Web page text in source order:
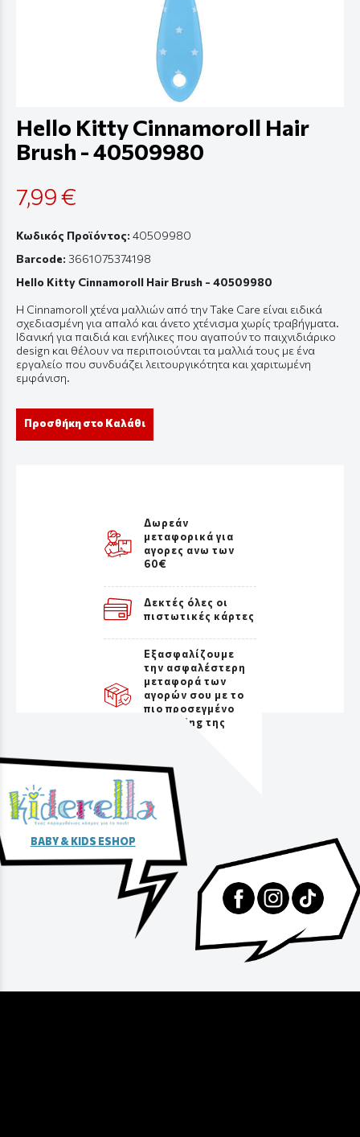
Hello Kitty Cinnamoroll Hair
Brush - 40509980
7,99 €
Κωδικός Προϊόντος: 40509980
Barcode: 3661075374198
Hello Kitty Cinnamoroll Hair Brush - 40509980
Η Cinnamoroll χτένα μαλλιών από την Take Care είναι ειδικά
σχεδιασμένη για απαλό και άνετο χτένισμα χωρίς τραβήγματα.
Ιδανική για παιδιά και ενήλικες που αγαπούν το παιχνιδιάρικο
design και θέλουν να περιποιούνται τα μαλλιά τους με ένα
εργαλείο που συνδυάζει λειτουργικότητα και χαριτωμένη
εμφάνιση.
Προσθήκη στο Καλάθι
Δωρεάν
μεταφορικά για
αγορες ανω των
60€
Δεκτές όλες οι
πιστωτικές κάρτες
Εξασφαλίζουμε
την ασφαλέστερη
μεταφορά των
αγορών σου με το
πιο προσεγμένο
packaging της
BABY & KIDS ESHOP